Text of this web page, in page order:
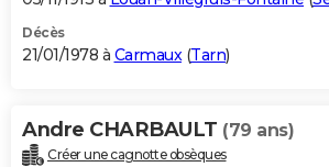
Décès
21/01/1978 à Carmaux (Tarn)
Andre CHARBAULT (79 ans)
Créer une cagnotte obsèques